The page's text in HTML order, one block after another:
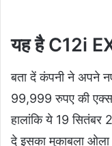
यह है C12i
बता दें कंपनी ने अपने
99,999 रुपए की एक्स
हालांकि ये 19 सितंबर
दे इसका मुकाबला ओला